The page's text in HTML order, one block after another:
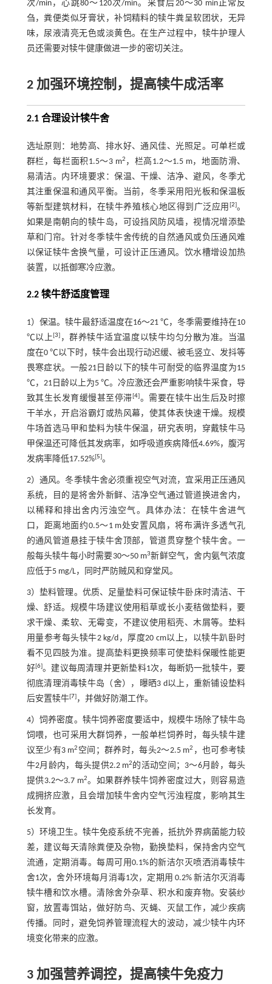
次/min，心跳80～120次/min。采食后20～30 min正常反
刍，粪便类似牙膏状，补饲精料的犊牛粪呈软团状，无异
味，尿液清亮无色或淡黄色。在生产过程中，犊牛护理人
员还需要对犊牛健康做进一步的密切关注。
2 加强环境控制，提高犊牛成活率
2.1 合理设计犊牛舍
选址原则：地势高、排水好、通风佳、光照足。可单栏或
群栏，每栏面积1.5～3 m2 ，栏高1.2～1.5 m，地面防滑、
易清洁。内环境要求：保温、干燥、洁净、避风，冬季尤
其注重保温和通风平衡。当前，冬季采用阳光板和保温板
等新型建筑材料，在犊牛养殖核心地区得到广泛应用 [2]。
如果是南朝向的犊牛岛，可设挡风防风墙，视情况增添垫
草和门帘。针对冬季犊牛舍传统的自然通风或负压通风难
以保证犊牛舍换气量，可设计正压通风。饮水槽增设加热
装置，以抵御寒冷应激。
2.2 犊牛舒适度管理
1）保温。犊牛最舒适温度在16～21 ℃，冬季需要维持在10
℃以上[3] ，群养犊牛适宜温度以犊牛均匀分散为准。当温
度在0 ℃以下时，犊牛会出现行动迟缓、被毛竖立、发抖等
畏寒症状。一般21日龄以下的犊牛可耐受的临界温度为15
℃，21日龄以上为5 ℃。冷应激还会严重影响犊牛采食，导
致其生长发育缓慢甚至停滞[4]。需要在犊牛出生后及时擦
干羊水，开启浴霸灯或热风幕，使其体表快速干燥。规模
牛场首选马甲和垫料为犊牛保温，研究表明，穿戴犊牛马
甲保温还可降低其发病率，如呼吸道疾病降低4.69%，腹泻
发病率降低17.52%[5]。
2）通风。冬季犊牛舍必须重视空气对流，宜采用正压通风
系统，目的是将舍外新鲜、洁净空气通过管道换进舍内，
以稀释和排出舍内污浊空气。具体办法：在犊牛舍进气
口，距离地面约0.5～1 m处安置风扇，将布满许多透气孔
的通风管道悬挂于犊牛舍顶部，管道贯穿整个犊牛舍。一
般每头犊牛每小时需要30～50 m3新鲜空气，舍内氨气浓度
应低于5 mg/L，同时严防贼风和穿堂风。
3）垫料管理。优质、足量垫料可保证犊牛卧床时清洁、干
燥、舒适。规模牛场建议使用稻草或长小麦秸做垫料，要
求干燥、柔软、无霉变，不建议使用稻壳、木屑等。垫料
用量参考每头犊牛2 kg/d，厚度20 cm以上，以犊牛趴卧时
看不见四肢为准。提高垫料更换频率可使垫料保暖性能更
好[6]。建议每周清理并更新垫料1次，每断奶一批犊牛，要
彻底清理消毒犊牛岛（舍），曝晒3 d以上，重新铺设垫料
后安置犊牛[7]，并做好防潮工作。
4）饲养密度。犊牛饲养密度要适中，规模牛场除了犊牛岛
饲喂，也可采用大群饲养，一般单栏饲养时，每头犊牛建
议至少有3 m2 空间；群养时，每头2～2.5 m2 ，也可参考犊
牛2月龄内，每头提供2.2 m2 的活动空间；3～6月龄，每头
提供3.2～3.7 m2。如果群养犊牛饲养密度过大，则容易造
成拥挤应激，且会增加犊牛舍内空气污浊程度，影响其生
长发育。
5）环境卫生。犊牛免疫系统不完善，抵抗外界病菌能力较
差，建议每天清除粪便及杂物，勤换垫料，保持舍内空气
流通，定期消毒。每周可用0.1%的新洁尔灭喷洒消毒犊牛
舍1次，舍外环境每月消毒1次，定期用 0.2% 新洁尔灭消毒
犊牛槽和饮水槽。清除舍外杂草、积水和废弃物。安装纱
窗，放置毒饵站，做好防鸟、灭蝇、灭鼠工作，减少疾病
传播。同时，避免饲养管理流程大的波动，减少犊牛内环
境变化带来的应激。
3 加强营养调控，提高犊牛免疫力